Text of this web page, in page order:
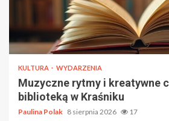
KULTURA WYDARZENIA
Muzyczne rytmy i kreatywne
biblioteką w Kraśniku
Paulina Polak 8 sierpnia 2026 17